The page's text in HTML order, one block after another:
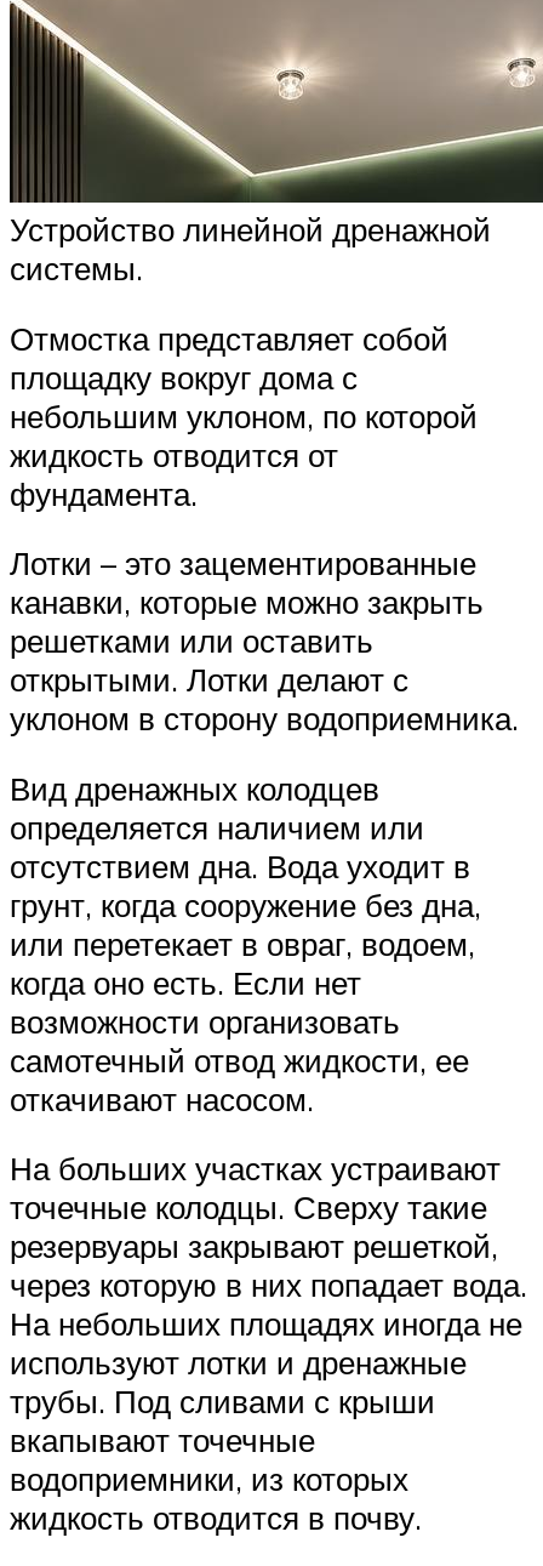
Устройство линейной дренажной
системы.
Отмостка представляет собой
площадку вокруг дома с
небольшим уклоном, по которой
жидкость отводится от
фундамента.
Лотки – это зацементированные
канавки, которые можно закрыть
решетками или оставить
открытыми. Лотки делают с
уклоном в сторону водоприемника.
Вид дренажных колодцев
определяется наличием или
отсутствием дна. Вода уходит в
грунт, когда сооружение без дна,
или перетекает в овраг, водоем,
когда оно есть. Если нет
возможности организовать
самотечный отвод жидкости, ее
откачивают насосом.
На больших участках устраивают
точечные колодцы. Сверху такие
резервуары закрывают решеткой,
через которую в них попадает вода.
На небольших площадях иногда не
используют лотки и дренажные
трубы. Под сливами с крыши
вкапывают точечные
водоприемники, из которых
жидкость отводится в почву.